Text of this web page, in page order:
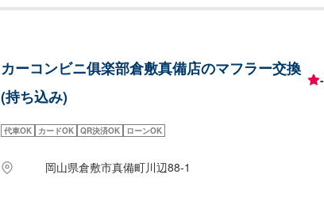
カーコンビニ俱楽部倉敷真備店のマフラー交換
(持ち込み)
-
代車OK カードOK QR決済OK ローンOK
岡山県倉敷市真備町川辺88-1